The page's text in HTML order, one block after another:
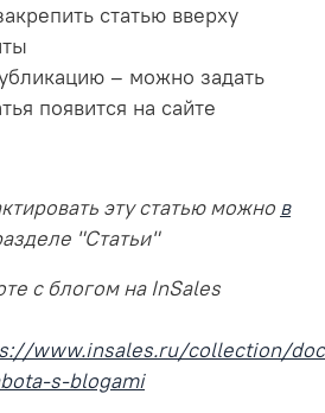
статью вверху
– можно задать
появится на сайте
эту статью можно в
"Статьи"
с блогом на InSales
www.insales.ru/collection/
s-blogami